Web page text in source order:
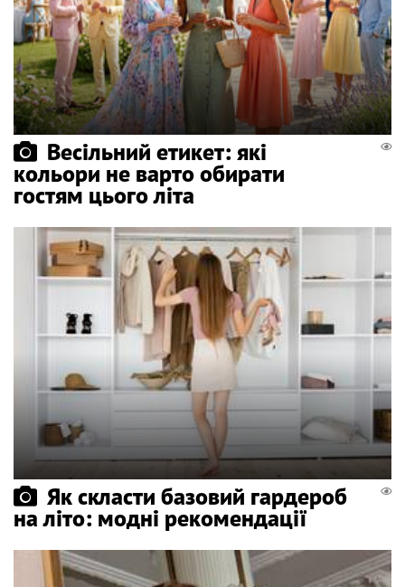
Весільний етикет: які
кольори не варто обирати
гостям цього літа
Як скласти базовий гардероб
на літо: модні рекомендації